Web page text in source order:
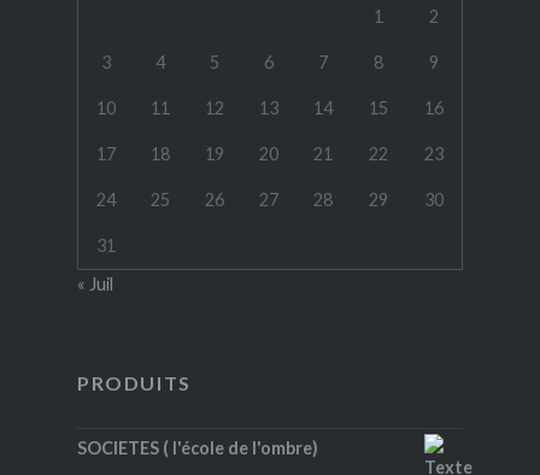
1 2
3 4 5 6 7 8 9
10 11 12 13 14 15 16
17 18 19 20 21 22 23
24 25 26 27 28 29 30
31
« Juil
PRODUITS
SOCIETES ( l'école de l'ombre)